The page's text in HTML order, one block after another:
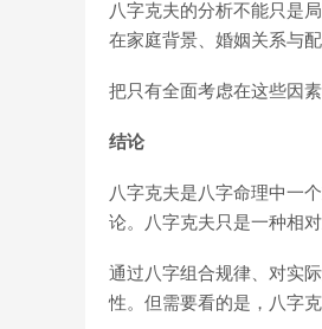
八字克夫的分析不能只是
在家庭背景、婚姻关系与
把只有全面考虑在这些因
结论
八字克夫是八字命理中一
论。八字克夫只是一种相
通过八字组合规律、对实
性。但需要看的是，八字